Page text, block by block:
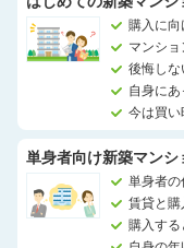
購入に向
マンシ
後悔しな
自身に
今は買い
単身者向け新築マンシ
単身者の
賃貸と購
購入する